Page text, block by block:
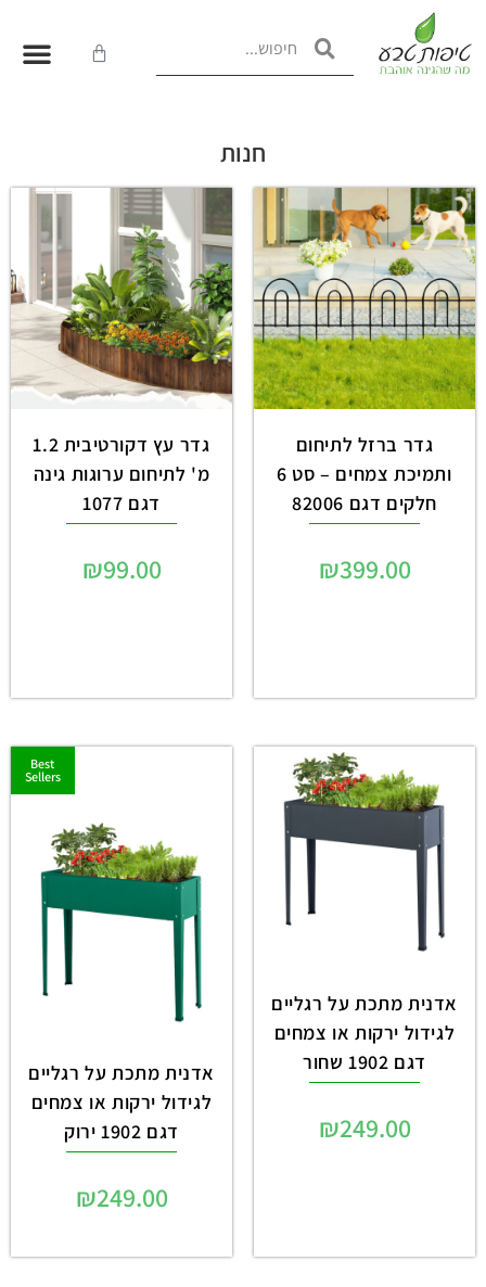
חנות
גדר ברזל לתיחום
ותמיכת צמחים – סט 6
חלקים דגם 82006
₪399.00
גדר עץ דקורטיבית 1.2
מ' לתיחום ערוגות גינה
דגם 1077
₪99.00
אדנית מתכת על רגליים
לגידול ירקות או צמחים
דגם 1902 שחור
₪249.00
Best
Sellers
אדנית מתכת על רגליים
לגידול ירקות או צמחים
דגם 1902 ירוק
₪249.00